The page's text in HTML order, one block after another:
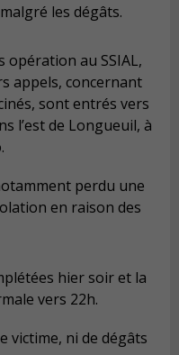
les dégâts.
opération au SSIAL,
appels, concernant
sont entrés vers
l’est de Longueuil, à
perdu une
en raison des
hier soir et la
vers 22h.
victime, ni de dégâts